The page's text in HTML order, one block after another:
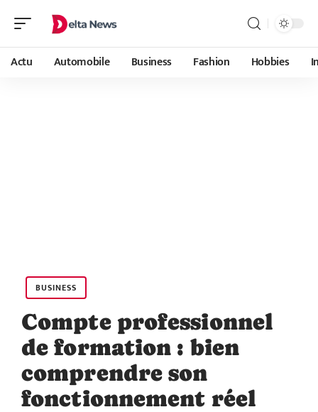
Actu Automobile Business Fashion Hobbies
BUSINESS
Compte professionnel
de formation : bien
comprendre son
fonctionnement réel